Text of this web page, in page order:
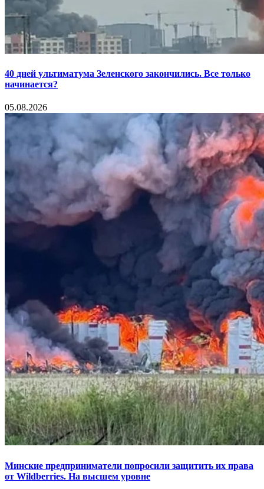
40 дней ультиматума Зеленского закончились. Все только
начинается?
05.08.2026
Минские предприниматели попросили защитить их права
от Wildberries. На высшем уровне